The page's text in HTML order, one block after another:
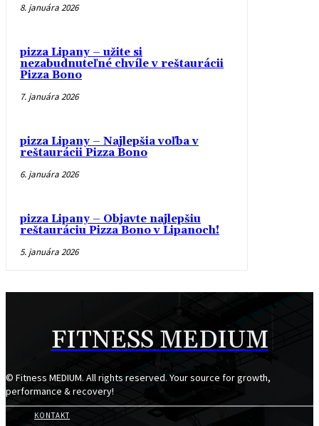
8. januára 2026
pizza Lipany – užite si
nezabudnuteľné chvíle v reštaurácii
Pizza Bono
7. januára 2026
pizza Lipany – Najlepšia voľba v
reštaurácii Pizza Bono
6. januára 2026
pizza Lipany – Objavte najlepšiu
reštauráciu Pizza Bono v Lipanoch!
5. januára 2026
FITNESS MEDIUM
© Fitness MEDIUM. All rights reserved. Your source for growth,
performance & recovery!
KONTAKT